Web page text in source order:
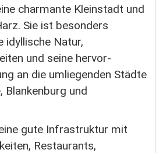
charmante Kleinstadt und
Sie ist besonders
idyllische Natur,
und seine hervor-
an die umliegenden Städte
Blankenburg und
gute Infrastruktur mit
Restaurants,